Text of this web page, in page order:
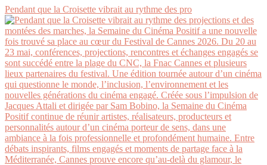
Pendant que la Croisette vibrait au rythme des pro